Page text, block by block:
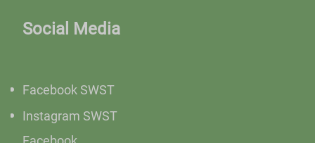
Social Media
Facebook SWST
Instagram SWST